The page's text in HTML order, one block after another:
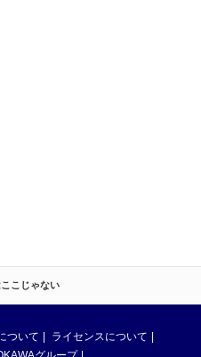
こじゃない
ついて
ライセンスについて